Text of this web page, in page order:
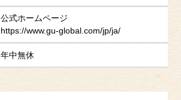
公式ホームページ
https://www.gu-global.com/jp/ja/
年中無休